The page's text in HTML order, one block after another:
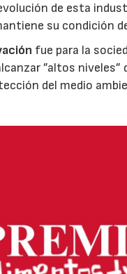
de esta
su condición
fue para la
”altos
del medio